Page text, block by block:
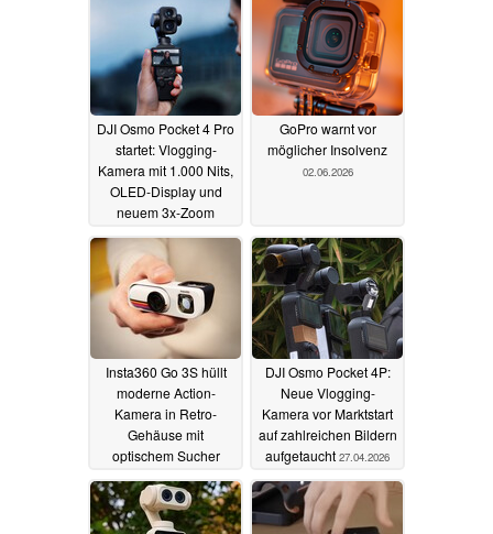
DJI Osmo Pocket 4 Pro
startet: Vlogging-
Kamera mit 1.000 Nits,
OLED-Display und
neuem 3x-Zoom
16.06.2026
GoPro warnt vor
möglicher Insolvenz
02.06.2026
Insta360 Go 3S hüllt
moderne Action-
Kamera in Retro-
Gehäuse mit
optischem Sucher
14.05.2026
DJI Osmo Pocket 4P:
Neue Vlogging-
Kamera vor Marktstart
auf zahlreichen Bildern
aufgetaucht 27.04.2026